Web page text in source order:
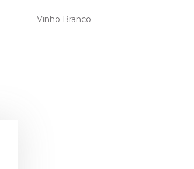
Vinho Branco